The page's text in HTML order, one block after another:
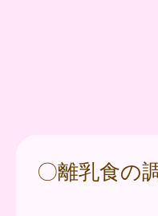
〇離乳食の